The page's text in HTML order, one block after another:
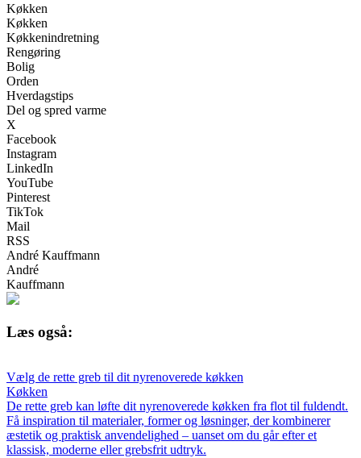
Køkken
Køkken
Køkkenindretning
Rengøring
Bolig
Orden
Hverdagstips
Del og spred varme
X
Facebook
Instagram
LinkedIn
YouTube
Pinterest
TikTok
Mail
RSS
André Kauffmann
André
Kauffmann
Læs også:
Vælg de rette greb til dit nyrenoverede køkken
Køkken
De rette greb kan løfte dit nyrenoverede køkken fra flot til fuldendt.
Få inspiration til materialer, former og løsninger, der kombinerer
æstetik og praktisk anvendelighed – uanset om du går efter et
klassisk, moderne eller grebsfrit udtryk.